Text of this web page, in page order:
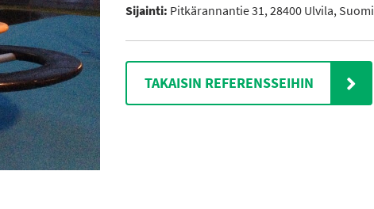
Sijainti: Pitkärannantie 31, 28400 Ulvila, Suomi
TAKAISIN REFERENSSEIHIN